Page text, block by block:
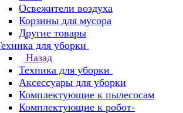
Освежители воздуха
Корзины для мусора
Другие товары
для уборки
Назад
Техника для уборки
Аксессуары для уборки
Комплектующие к пылесосам
Комплектующие к робот-